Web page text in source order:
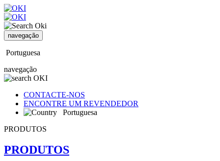
navegação
Portuguesa
navegação
CONTACTE-NOS
ENCONTRE UM REVENDEDOR
Portuguesa
PRODUTOS
PRODUTOS